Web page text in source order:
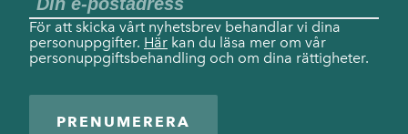
För att skicka vårt nyhetsbrev behandlar vi dina
personuppgifter. Här kan du läsa mer om vår
personuppgiftsbehandling och om dina rättigheter.
PRENUMERERA